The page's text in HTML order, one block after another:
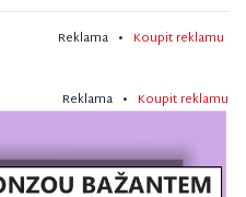
Reklama • Koupit reklamu
Reklama • Koupit reklamu